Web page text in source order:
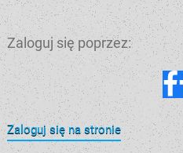
Zaloguj się poprzez:
Zaloguj się na stronie